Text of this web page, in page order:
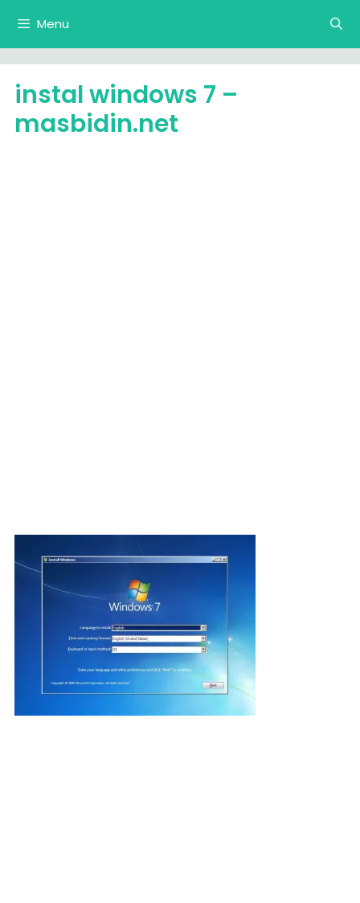
isi
Menu
instal windows 7 –
masbidin.net